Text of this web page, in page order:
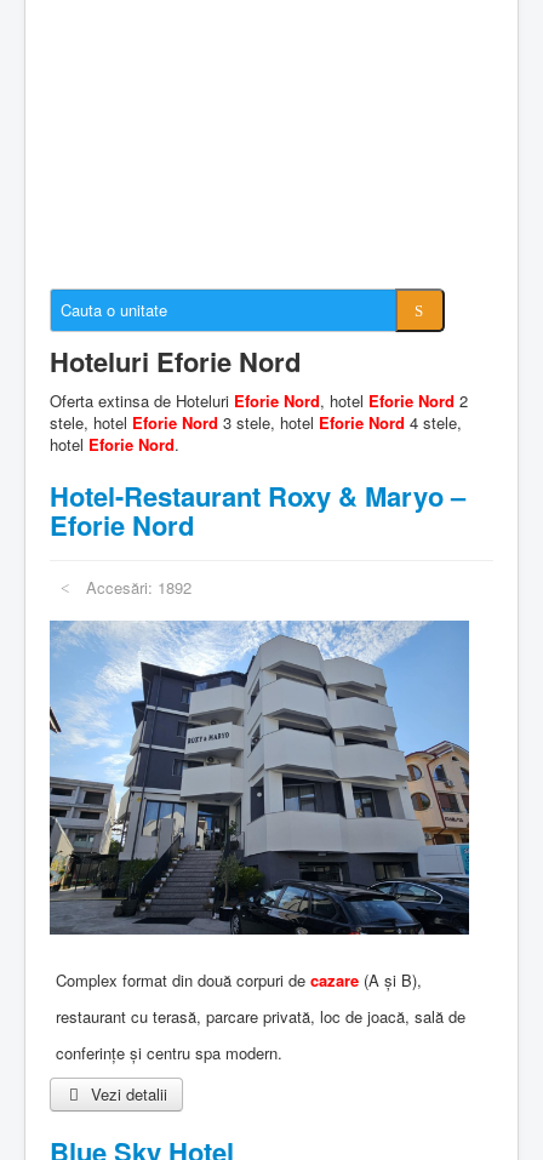
Anunturi imobiliare
Hoteluri Eforie Nord
Oferta extinsa de Hoteluri Eforie Nord, hotel Eforie Nord 2
stele, hotel Eforie Nord 3 stele, hotel Eforie Nord 4 stele,
hotel Eforie Nord.
Hotel-Restaurant Roxy & Maryo –
Eforie Nord
Accesări: 1892
Complex format din două corpuri de cazare (A și B),
restaurant cu terasă, parcare privată, loc de joacă, sală de
conferințe și centru spa modern.
Vezi detalii
Blue Sky Hotel